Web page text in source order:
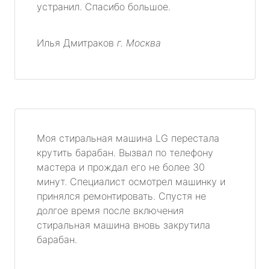
устранил. Спасибо большое.
Илья Дмитраков г. Москва
Моя стиральная машина LG перестала
крутить барабан. Вызвал по телефону
мастера и прождал его не более 30
минут. Специалист осмотрел машинку и
принялся ремонтировать. Спустя не
долгое время после включения
стиральная машина вновь закрутила
барабан.